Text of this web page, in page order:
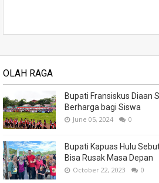
OLAH RAGA
Bupati Fransiskus Diaan
Berharga bagi Siswa
June 05, 2024 0
Bupati Kapuas Hulu
Bisa Rusak Masa Depan
October 22, 2023 0